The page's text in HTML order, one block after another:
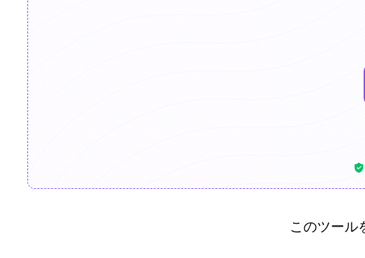
このツール